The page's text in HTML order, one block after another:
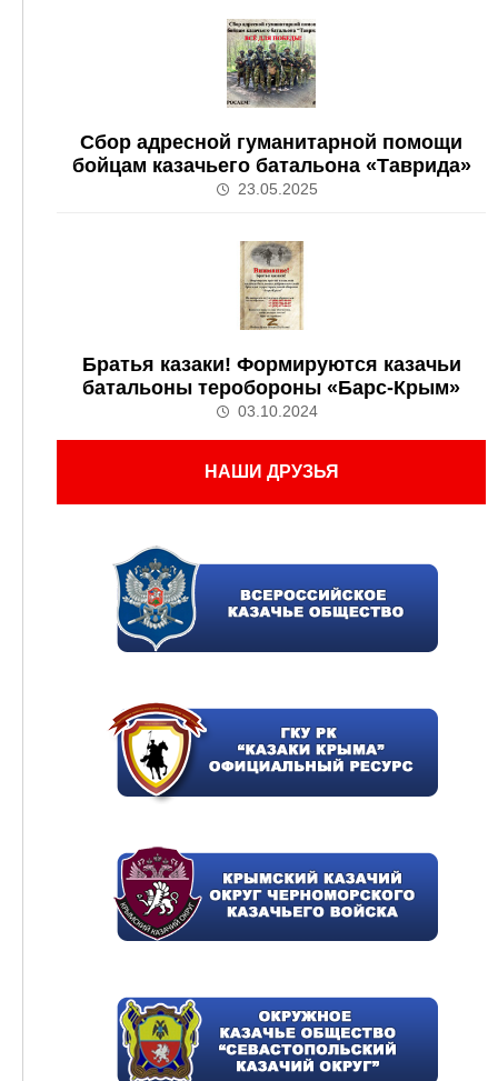
Сбор адресной гуманитарной помощи
бойцам казачьего батальона «Таврида»
23.05.2025
Братья казаки! Формируются казачьи
батальоны теробороны «Барс-Крым»
03.10.2024
НАШИ ДРУЗЬЯ